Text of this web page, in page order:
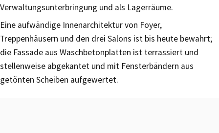
Verwaltungsunterbringung und als Lagerräume.
Eine aufwändige Innenarchitektur von Foyer,
Treppenhäusern und den drei Salons ist bis heute bewahrt;
die Fassade aus Waschbetonplatten ist terrassiert und
stellenweise abgekantet und mit Fensterbändern aus
getönten Scheiben aufgewertet.